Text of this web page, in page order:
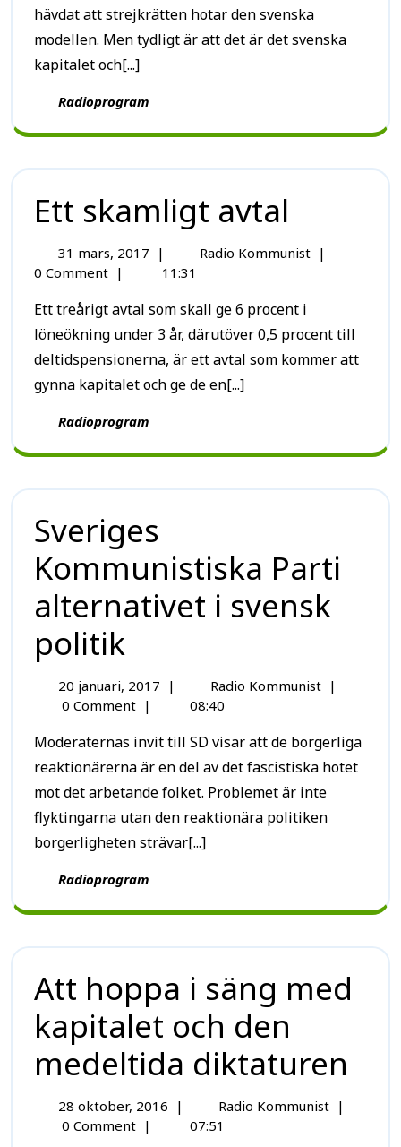
hävdat att strejkrätten hotar den svenska
modellen. Men tydligt är att det är det svenska
kapitalet och[...]
Radioprogram
Ett skamligt avtal
31 mars, 2017 | Radio Kommunist |
0 Comment | 11:31
Ett treårigt avtal som skall ge 6 procent i
löneökning under 3 år, därutöver 0,5 procent till
deltidspensionerna, är ett avtal som kommer att
gynna kapitalet och ge de en[...]
Radioprogram
Sveriges
Kommunistiska Parti
alternativet i svensk
politik
20 januari, 2017 | Radio Kommunist |
0 Comment | 08:40
Moderaternas invit till SD visar att de borgerliga
reaktionärerna är en del av det fascistiska hotet
mot det arbetande folket. Problemet är inte
flyktingarna utan den reaktionära politiken
borgerligheten strävar[...]
Radioprogram
Att hoppa i säng med
kapitalet och den
medeltida diktaturen
28 oktober, 2016 | Radio Kommunist |
0 Comment | 07:51